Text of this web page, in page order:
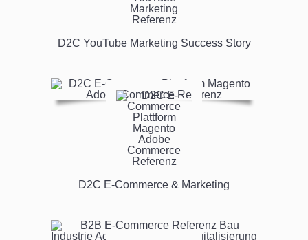
D2C YouTube Marketing Success Story
D2C E-Commerce & Marketing